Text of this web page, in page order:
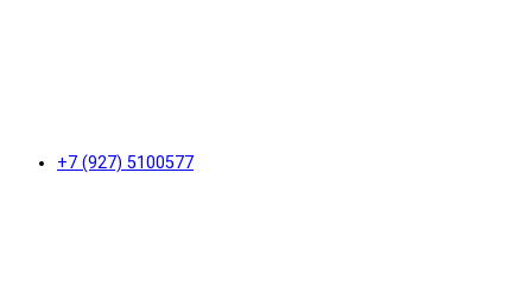
+7 (927) 5100577